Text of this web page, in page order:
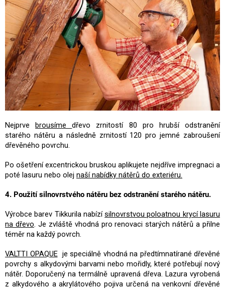
Nejprvebrousímedřevo zrnitostí 80 pro hrubší odstranění
starého nátěru a následně zrnitostí 120 pro jemné zabroušení
dřevěného povrchu.
Po ošetření excentrickou bruskou aplikujete nejdříve impregnaci a
poté lasuru nebo olej naší nabídky nátěrů do exteriéru.
4. Použití silnovrstvého nátěru bez odstranění starého nátěru.
Výrobce barev Tikkurila nabízísilnovrstvou poloatnou krycí lasuru
na dřevo. Je zvláště vhodná pro renovaci starých nátěrů a přilne
téměr na každý povrch.
VALTTI OPAQUEje speciálně vhodná na předtímnatírané dřevěné
povrchy s alkydovými barvami nebo mořidly, které potřebují nový
nátěr. Doporučený na termálně upravená dřeva. Lazura vyrobená
z alkydového a akrylátového pojiva určená na venkovní dřevěné